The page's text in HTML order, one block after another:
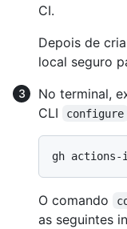
CI.
Depois de
local seguro
No terminal,
CLI
configure
O comando
as seguintes